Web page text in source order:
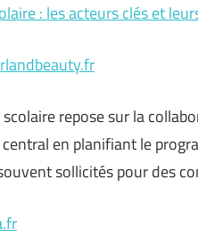
: les acteurs clés et
scolaire repose sur la
en planifiant le
sollicités pour des